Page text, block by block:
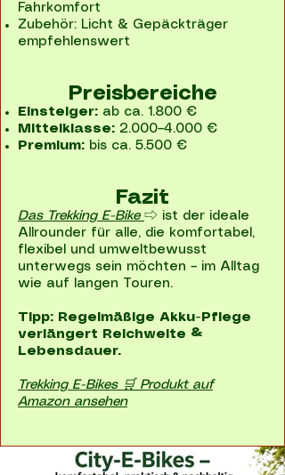
Fahrkomfort
Zubehör: Licht & Gepäckträger
empfehlenswert
Preisbereiche
Einsteiger: ab ca. 1.800 €
Mittelklasse: 2.000–4.000 €
Premium: bis ca. 5.500 €
Fazit
Das Trekking E-Bike ⇨ ist der ideale
Allrounder für alle, die komfortabel,
flexibel und umweltbewusst
unterwegs sein möchten – im Alltag
wie auf langen Touren.
Tipp: Regelmäßige Akku-Pflege
verlängert Reichweite &
Lebensdauer.
Trekking E-Bikes 🛒 Produkt auf
Amazon ansehen